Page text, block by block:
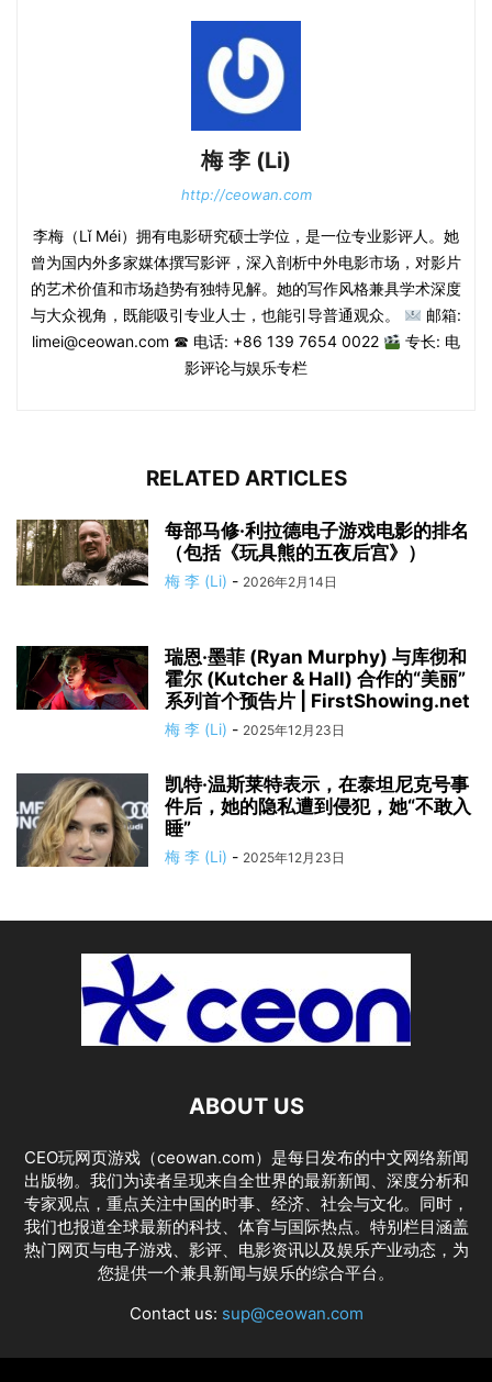
梅 李 (Li)
http://ceowan.com
李梅（Lǐ Méi）拥有电影研究硕士学位，是一位专业影评人。她
曾为国内外多家媒体撰写影评，深入剖析中外电影市场，对影片
的艺术价值和市场趋势有独特见解。她的写作风格兼具学术深度
与大众视角，既能吸引专业人士，也能引导普通观众。
邮箱:
limei@ceowan.com ☎ 电话: +86 139 7654 0022
专长: 电
影评论与娱乐专栏
RELATED ARTICLES
每部马修·利拉德电子游戏电影的排名
（包括《玩具熊的五夜后宫》）
梅 李 (Li) - 2026年2月14日
瑞恩·墨菲 (Ryan Murphy) 与库彻和
霍尔 (Kutcher & Hall) 合作的“美丽”
系列首个预告片 | FirstShowing.net
梅 李 (Li) - 2025年12月23日
凯特·温斯莱特表示，在泰坦尼克号事
件后，她的隐私遭到侵犯，她“不敢入
睡”
梅 李 (Li) - 2025年12月23日
ABOUT US
CEO玩网页游戏（ceowan.com）是每日发布的中文网络新闻
出版物。我们为读者呈现来自全世界的最新新闻、深度分析和
专家观点，重点关注中国的时事、经济、社会与文化。同时，
我们也报道全球最新的科技、体育与国际热点。特别栏目涵盖
热门网页与电子游戏、影评、电影资讯以及娱乐产业动态，为
您提供一个兼具新闻与娱乐的综合平台。
Contact us: sup@ceowan.com